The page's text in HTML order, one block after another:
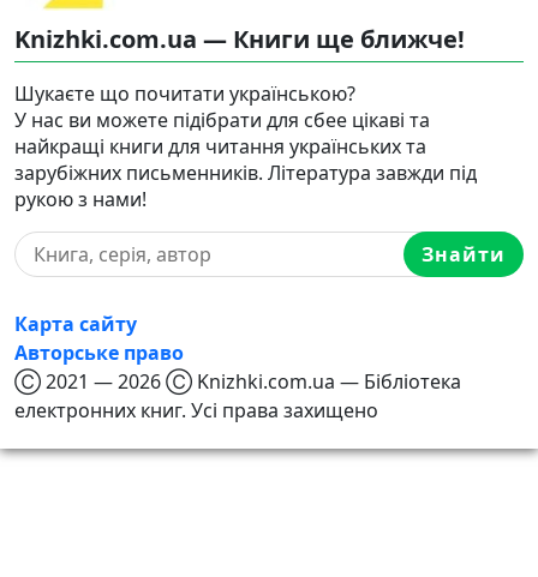
Knizhki.com.ua — Книги ще ближче!
Шукаєте що почитати українською?
У нас ви можете підібрати для сбее цікаві та
найкращі книги для читання українських та
зарубіжних письменників. Література завжди під
рукою з нами!
Знайти
Карта сайту
Авторське право
Ⓒ 2021 — 2026 Ⓒ Knizhki.com.ua — Бібліотека
електронних книг. Усі права захищено